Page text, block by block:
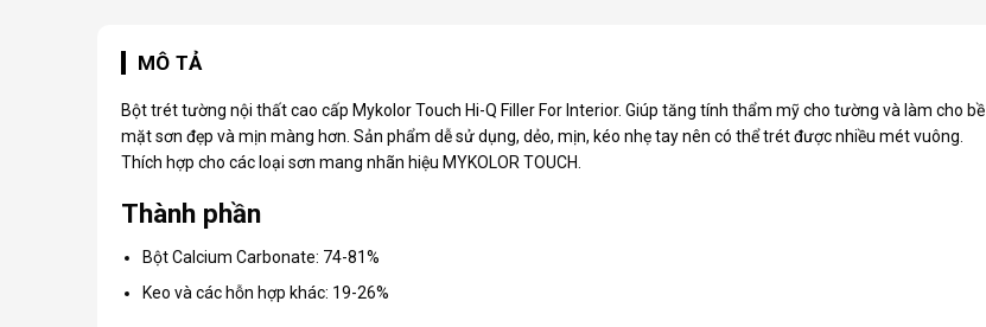
MÔ TẢ
Bột trét tường nội thất cao cấp Mykolor Touch Hi-Q Filler For Interior. Giúp tăng tính thẩm mỹ cho tường và làm cho bề
mặt sơn đẹp và mịn màng hơn. Sản phẩm dễ sử dụng, dẻo, mịn, kéo nhẹ tay nên có thể trét được nhiều mét vuông.
Thích hợp cho các loại sơn mang nhãn hiệu MYKOLOR TOUCH.
Thành phần
Bột Calcium Carbonate: 74-81%
Keo và các hỗn hợp khác: 19-26%